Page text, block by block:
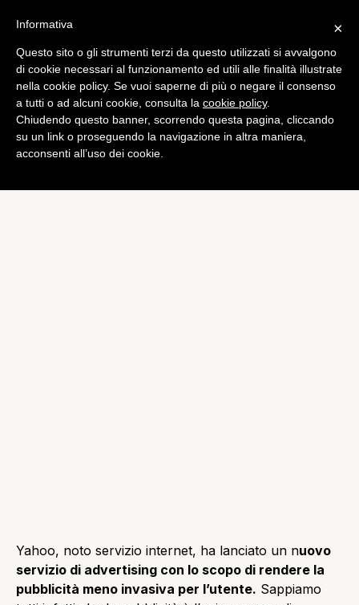
Tech
Yahoo lancia Gemini, la
pubblicità di nuova
generazione
diFrancesco Tonini
Yahoo, noto servizio internet, ha lanciato un nuovo
servizio di advertising con lo scopo di rendere la
pubblicità meno invasiva per l’utente. Sappiamo
×
Informativa
Questo sito o gli strumenti terzi da questo utilizzati si avvalgono
di cookie necessari al funzionamento ed utili alle finalità illustrate
nella cookie policy. Se vuoi saperne di più o negare il consenso
a tutti o ad alcuni cookie, consulta la cookie policy.
Chiudendo questo banner, scorrendo questa pagina, cliccando
su un link o proseguendo la navigazione in altra maniera,
acconsenti all’uso dei cookie.